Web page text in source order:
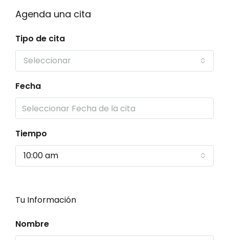
Agenda una cita
Tipo de cita
Seleccionar
Fecha
Tiempo
10:00 am
Tu Información
Nombre